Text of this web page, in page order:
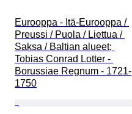
Eurooppa - Itä-Eurooppa /
Preussi / Puola / Liettua /
Saksa / Baltian alueet;
Tobias Conrad Lotter -
Borussiae Regnum - 1721-
1750